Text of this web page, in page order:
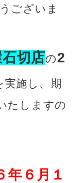
ございま
切店の2
実施し、期
たしますの
年６月１